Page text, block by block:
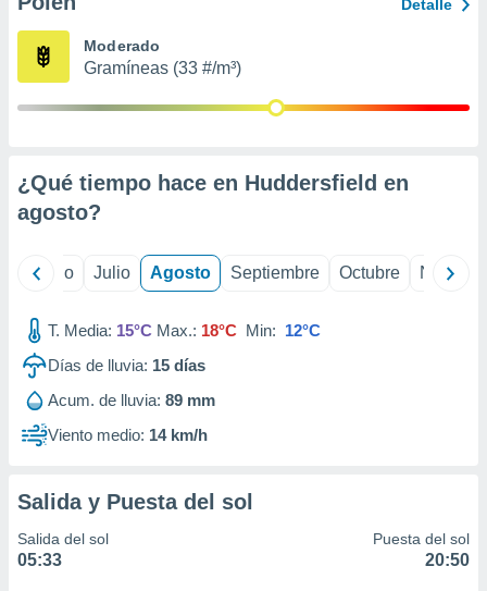
publicidad
1199
Detalle
Moderado
Gramíneas (33 #/m³)
¿Qué tiempo hace en Huddersfield en
agosto?
Junio Julio Agosto Septiembre Octubre
T. Media: 15°C Max.: 18°C Min: 12°C
Días de lluvia: 15 días
Acum. de lluvia: 89 mm
Viento medio: 14 km/h
Salida y Puesta del sol
Salida del sol
05:33
Puesta del sol
20:50